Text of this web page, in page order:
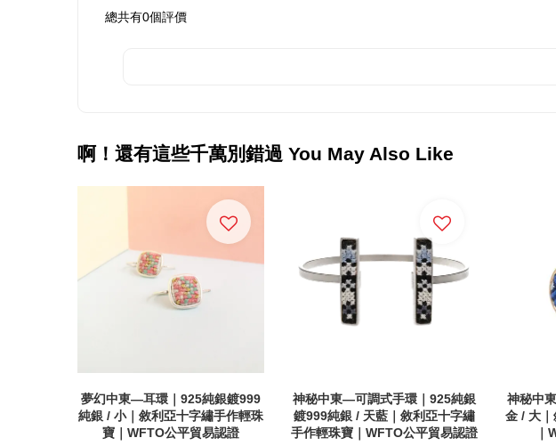
總共有0個評價
啊！還有這些千萬別錯過 You May Also Like
夢幻中東—耳環｜925純銀鍍999
純銀 / 小｜敘利亞十字繡手作輕珠
寶｜WFTO公平貿易認證
神秘中東—可調式手環｜925純銀
鍍999純銀 / 天藍｜敘利亞十字繡
手作輕珠寶｜WFTO公平貿易認證
神秘中
金 / 大